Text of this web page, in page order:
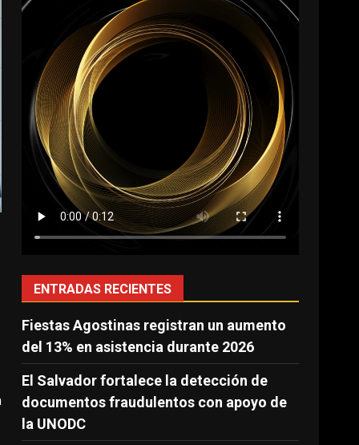
ENTRADAS RECIENTES
Fiestas Agostinas registran un aumento
del 13% en asistencia durante 2026
El Salvador fortalece la detección de
documentos fraudulentos con apoyo de
la UNODC